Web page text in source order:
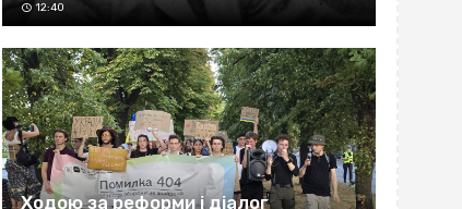
12:40
Ходою за реформи і діалог